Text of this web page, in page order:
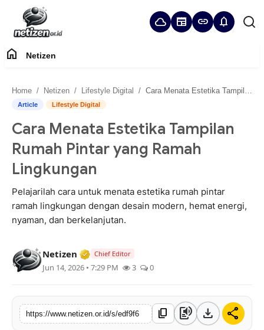
cloud newspaper link notifications
Panduan Komunitas
Netizen
home Netizen
Home Netizen Lifestyle Digital Cara Menata Estetika Tampilan Rumah Pintar yang Ramah Lingkungan
Article Lifestyle Digital
Cara Menata Estetika Tampilan
Rumah Pintar yang Ramah
Lingkungan
Pelajarilah cara untuk menata estetika rumah pintar
ramah lingkungan dengan desain modern, hemat energi,
nyaman, dan berkelanjutan.
Netizen Verified Media or Organization • 22
Chief Editor
Jun 14, 2026 • 7:29 PM 3 0
https://www.netizen.or.id/s/edf9f6 content_copy text_to_speech download share